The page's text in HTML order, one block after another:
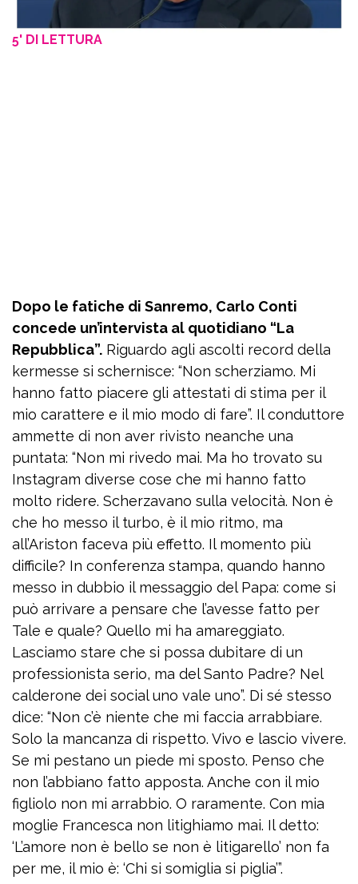
5' DI LETTURA
Dopo le fatiche di Sanremo, Carlo Conti
concede un’intervista al quotidiano “La
Repubblica”. Riguardo agli ascolti record della
kermesse si schernisce: “Non scherziamo. Mi
hanno fatto piacere gli attestati di stima per il
mio carattere e il mio modo di fare”. Il conduttore
ammette di non aver rivisto neanche una
puntata: “Non mi rivedo mai. Ma ho trovato su
Instagram diverse cose che mi hanno fatto
molto ridere. Scherzavano sulla velocità. Non è
che ho messo il turbo, è il mio ritmo, ma
all’Ariston faceva più effetto. Il momento più
difficile? In conferenza stampa, quando hanno
messo in dubbio il messaggio del Papa: come si
può arrivare a pensare che l’avesse fatto per
Tale e quale? Quello mi ha amareggiato.
Lasciamo stare che si possa dubitare di un
professionista serio, ma del Santo Padre? Nel
calderone dei social uno vale uno”. Di sé stesso
dice: “Non c’è niente che mi faccia arrabbiare.
Solo la mancanza di rispetto. Vivo e lascio vivere.
Se mi pestano un piede mi sposto. Penso che
non l’abbiano fatto apposta. Anche con il mio
figliolo non mi arrabbio. O raramente. Con mia
moglie Francesca non litighiamo mai. Il detto:
‘L’amore non è bello se non è litigarello’ non fa
per me, il mio è: ‘Chi si somiglia si piglia’”.